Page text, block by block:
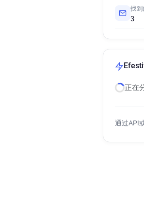
找到
3
正在
通过API